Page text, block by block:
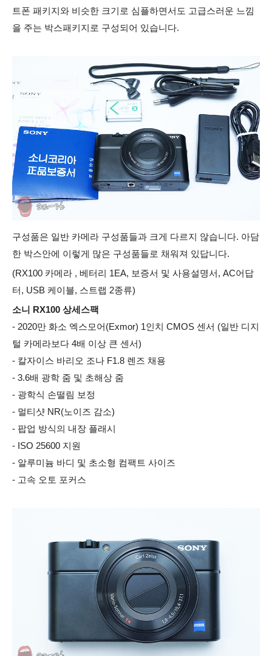
트폰 패키지와 비슷한 크기로 심플하면서도 고급스러운 느낌
을 주는 박스패키지로 구성되어 있습니다.
구성품은 일반 카메라 구성품들과 크게 다르지 않습니다. 아담
한 박스안에 이렇게 많은 구성품들로 채워져 있답니다.
(RX100 카메라 , 베터리 1EA, 보증서 및 사용설명서, AC어답
터, USB 케이블, 스트랩 2종류)
소니 RX100 상세스팩
- 2020만 화소 엑스모어(Exmor) 1인치 CMOS 센서 (일반 디지
털 카메라보다 4배 이상 큰 센서)
- 칼자이스 바리오 조나 F1.8 렌즈 채용
- 3.6배 광학 줌 및 초해상 줌
- 광학식 손떨림 보정
- 멀티샷 NR(노이즈 감소)
- 팝업 방식의 내장 플래시
- ISO 25600 지원
- 알루미늄 바디 및 초소형 컴팩트 사이즈
- 고속 오토 포커스